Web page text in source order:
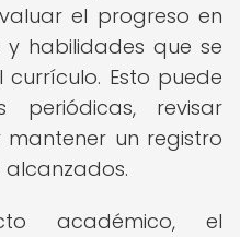
el progreso en
habilidades que se
Esto puede
periódicas, revisar
un registro
académico, el